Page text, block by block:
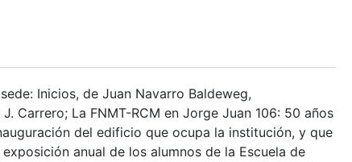
Inicios, de Juan Navarro Baldeweg,
Carrero; La FNMT-RCM en Jorge Juan 106: 50 años
del edificio que ocupa la institución, y que
anual de los alumnos de la Escuela de